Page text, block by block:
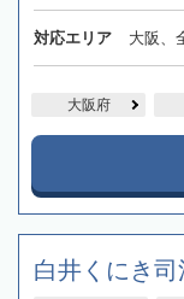
対応エリア 大阪、
大阪府
白井くにき